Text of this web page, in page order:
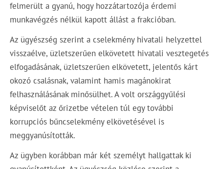
felmerült a gyanú, hogy hozzátartozója érdemi
munkavégzés nélkül kapott állást a frakcióban.
Az ügyészség szerint a cselekmény hivatali helyzettel
visszaélve, üzletszerűen elkövetett hivatali vesztegetés
elfogadásának, üzletszerűen elkövetett, jelentős kárt
okozó csalásnak, valamint hamis magánokirat
felhasználásának minősülhet. A volt országgyűlési
képviselőt az őrizetbe vételen túl egy további
korrupciós bűncselekmény elkövetésével is
meggyanúsították.
Az ügyben korábban már két személyt hallgattak ki